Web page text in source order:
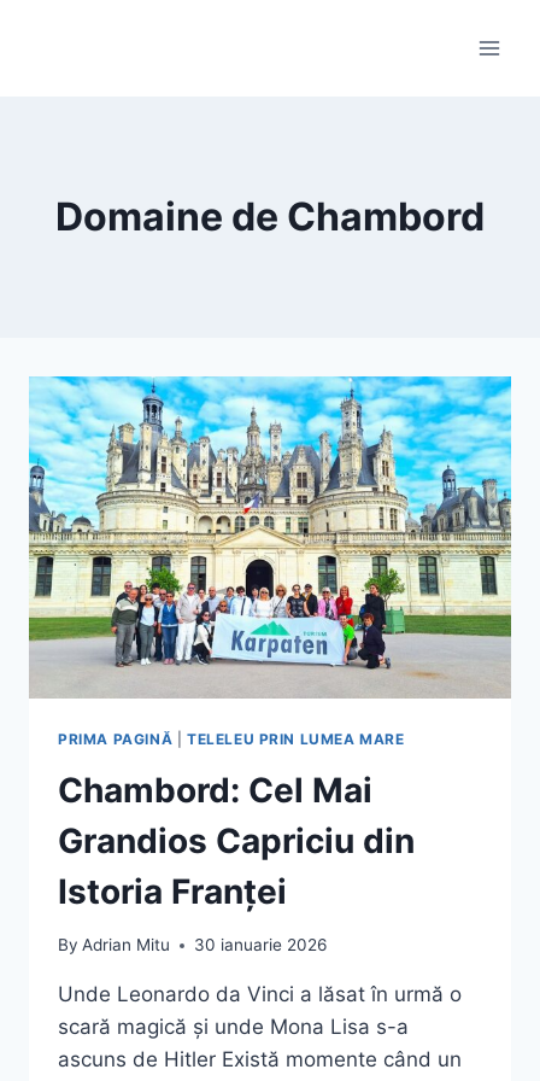
Domaine de Chambord
PRIMA PAGINĂ TELELEU PRIN LUMEA MARE
Chambord: Cel Mai
Grandios Capriciu din
Istoria Franței
By Adrian Mitu 30 ianuarie 2026
Unde Leonardo da Vinci a lăsat în urmă o
scară magică și unde Mona Lisa s-a
ascuns de Hitler Există momente când un